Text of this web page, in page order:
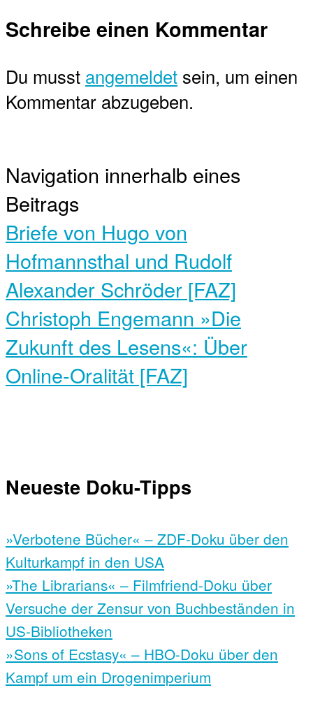
Schreibe einen Kommentar
Du musst angemeldet sein, um einen
Kommentar abzugeben.
Navigation innerhalb eines
Beitrags
Briefe von Hugo von
Hofmannsthal und Rudolf
Alexander Schröder [FAZ]
Christoph Engemann »Die
Zukunft des Lesens«: Über
Online-Oralität [FAZ]
Neueste Doku-Tipps
»Verbotene Bücher« – ZDF-Doku über den
Kulturkampf in den USA
»The Librarians« – Filmfriend-Doku über
Versuche der Zensur von Buchbeständen in
US-Bibliotheken
»Sons of Ecstasy« – HBO-Doku über den
Kampf um ein Drogenimperium